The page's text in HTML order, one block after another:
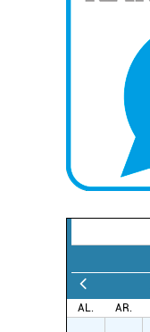
AL. AR.